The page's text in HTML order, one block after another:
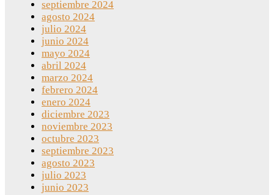
septiembre 2024
agosto 2024
julio 2024
junio 2024
mayo 2024
abril 2024
marzo 2024
febrero 2024
enero 2024
diciembre 2023
noviembre 2023
octubre 2023
septiembre 2023
agosto 2023
julio 2023
junio 2023